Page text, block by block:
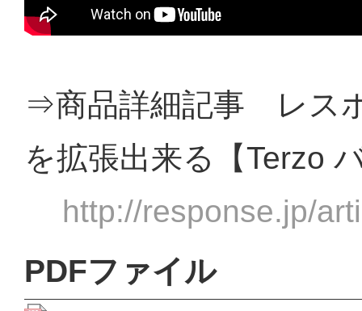
⇒商品詳細記事 レス
を拡張出来る【Terzo
http://response.jp/
PDFファイル